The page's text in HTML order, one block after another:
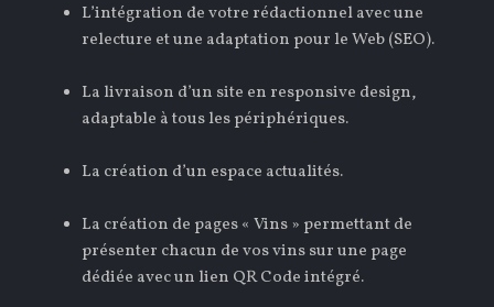
L’intégration de votre rédactionnel avec une
relecture et une adaptation pour le Web (SEO).
La livraison d’un site en responsive design,
adaptable à tous les périphériques.
La création d’un espace actualités.
La création de pages « Vins » permettant de
présenter chacun de vos vins sur une page
dédiée avec un lien QR Code intégré.